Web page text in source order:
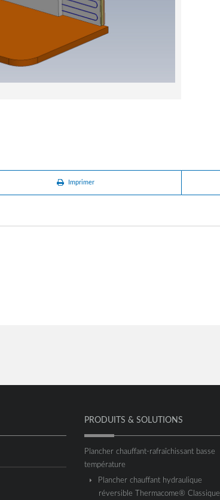
Imprimer
PRODUITS & SOLUTIONS
Plancher chauffant-rafraîchissant basse
température
Plancher chauffant hydraulique
réversible Thermacome® Classique